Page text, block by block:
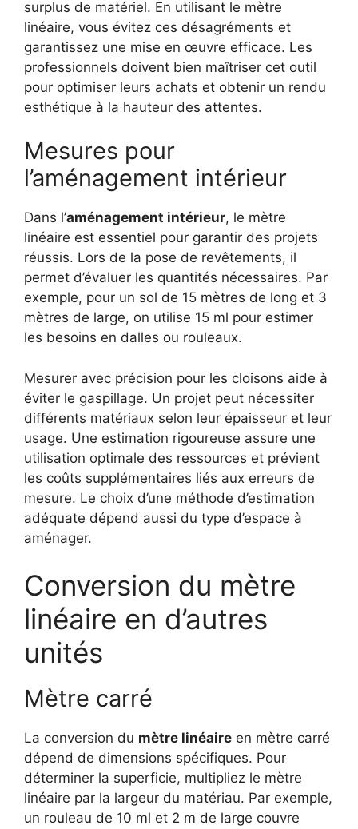
surplus de matériel. En utilisant le mètre
linéaire, vous évitez ces désagréments et
garantissez une mise en œuvre efficace. Les
professionnels doivent bien maîtriser cet outil
pour optimiser leurs achats et obtenir un rendu
esthétique à la hauteur des attentes.
Mesures pour
l’aménagement intérieur
Dans l’aménagement intérieur, le mètre
linéaire est essentiel pour garantir des projets
réussis. Lors de la pose de revêtements, il
permet d’évaluer les quantités nécessaires. Par
exemple, pour un sol de 15 mètres de long et 3
mètres de large, on utilise 15 ml pour estimer
les besoins en dalles ou rouleaux.
Mesurer avec précision pour les cloisons aide à
éviter le gaspillage. Un projet peut nécessiter
différents matériaux selon leur épaisseur et leur
usage. Une estimation rigoureuse assure une
utilisation optimale des ressources et prévient
les coûts supplémentaires liés aux erreurs de
mesure. Le choix d’une méthode d’estimation
adéquate dépend aussi du type d’espace à
aménager.
Conversion du mètre
linéaire en d’autres
unités
Mètre carré
La conversion du mètre linéaire en mètre carré
dépend de dimensions spécifiques. Pour
déterminer la superficie, multipliez le mètre
linéaire par la largeur du matériau. Par exemple,
un rouleau de 10 ml et 2 m de large couvre